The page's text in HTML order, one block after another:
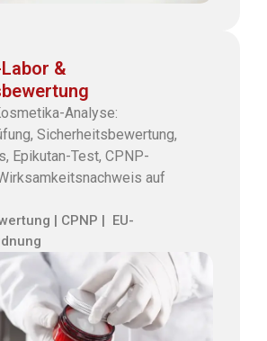
&
Analyse:
Sicherheitsbewertung,
Epikutan-Test, CPNP-
auf
| CPNP | EU-